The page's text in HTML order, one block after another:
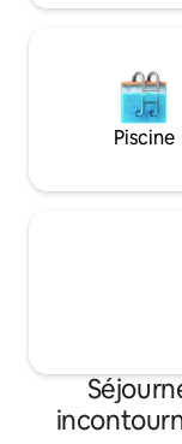
pouvez
Piscine